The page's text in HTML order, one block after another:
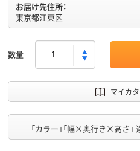
お届け先住所：
東京都江東区
数量
マイカ
「カラー」「幅×奥行き×高さ」